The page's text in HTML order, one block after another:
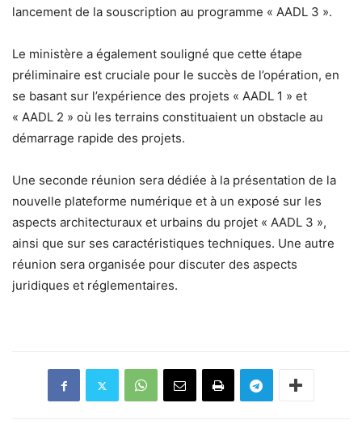
lancement de la souscription au programme « AADL 3 ».
Le ministère a également souligné que cette étape
préliminaire est cruciale pour le succès de l’opération, en
se basant sur l’expérience des projets « AADL 1 » et
« AADL 2 » où les terrains constituaient un obstacle au
démarrage rapide des projets.
Une seconde réunion sera dédiée à la présentation de la
nouvelle plateforme numérique et à un exposé sur les
aspects architecturaux et urbains du projet « AADL 3 »,
ainsi que sur ses caractéristiques techniques. Une autre
réunion sera organisée pour discuter des aspects
juridiques et réglementaires.